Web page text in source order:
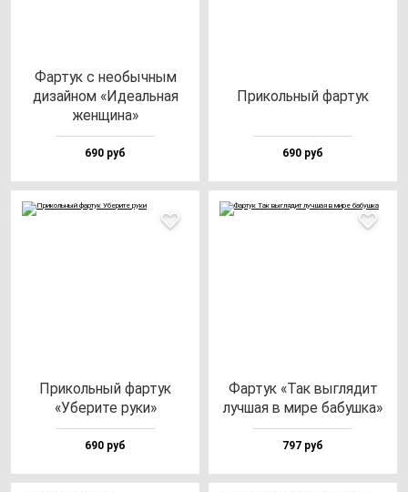
Фар­тук с не­обыч­ным
ди­зай­ном «Иде­аль­ная
жен­щи­на»
690 руб
При­коль­ный фар­тук
690 руб
При­коль­ный фар­тук
«Убе­ри­те ру­ки»
690 руб
Фар­тук «Так выг­ля­дит
луч­шая в ми­ре ба­буш­ка»
797 руб